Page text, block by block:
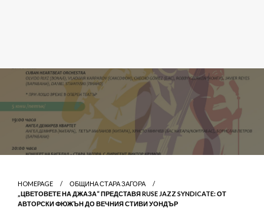
HOMEPAGE
ОБЩИНА СТАРА ЗАГОРА
„ЦВЕТОВЕТЕ НА ДЖАЗА“ ПРЕДСТАВЯ RUSE JAZZ SYNDICATE: ОТ
АВТОРСКИ ФЮЖЪН ДО ВЕЧНИЯ СТИВИ УОНДЪР